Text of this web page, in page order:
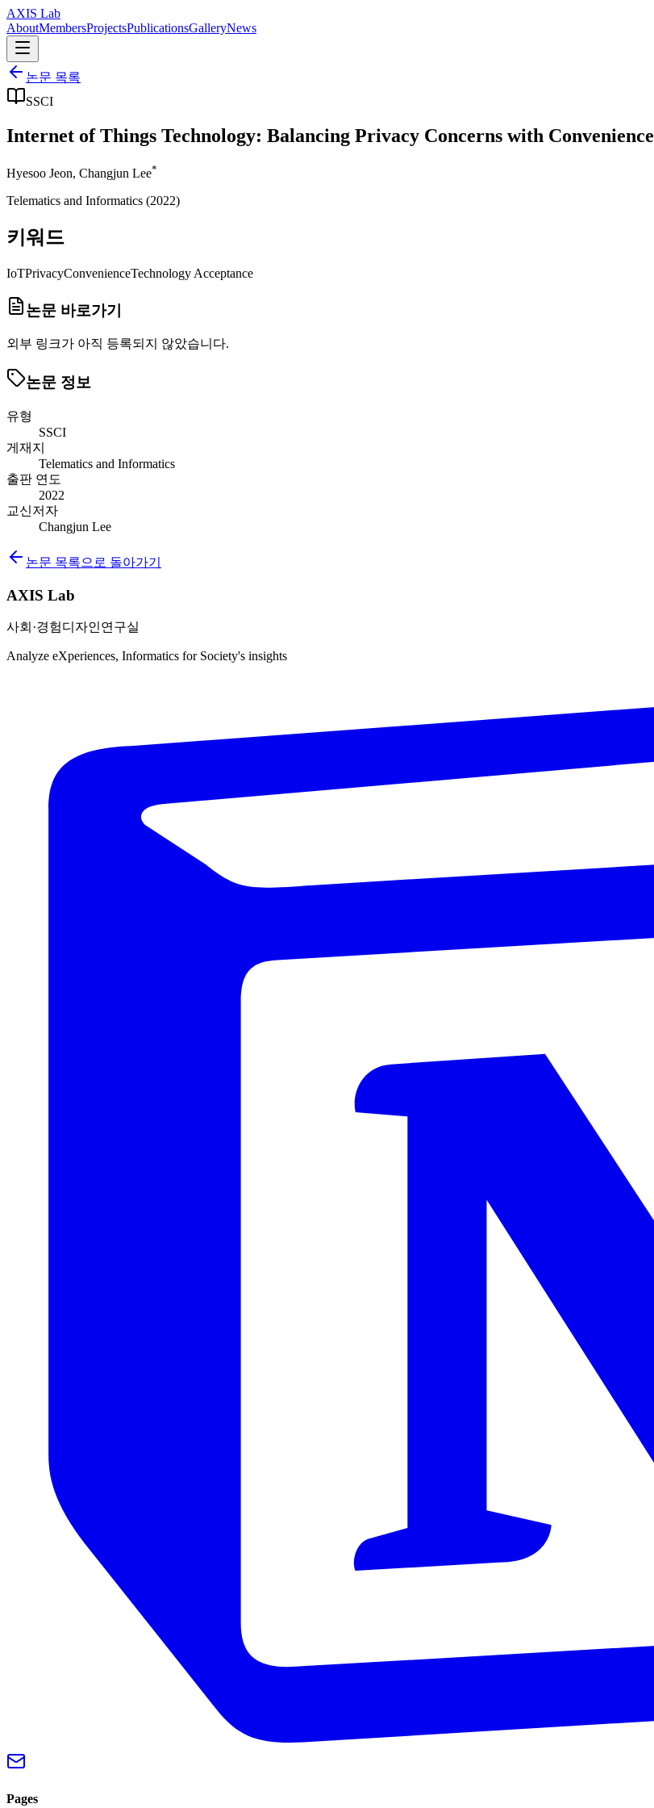
AXIS Lab
AboutMembersProjectsPublicationsGalleryNews
논문 목록
SSCI
Internet of Things Technology: Balancing Privacy Concerns with Convenience
Hyesoo Jeon, Changjun Lee*
Telematics and Informatics (2022)
키워드
IoTPrivacyConvenienceTechnology Acceptance
논문 바로가기
외부 링크가 아직 등록되지 않았습니다.
논문 정보
유형
SSCI
게재지
Telematics and Informatics
출판 연도
2022
교신저자
Changjun Lee
논문 목록으로 돌아가기
AXIS Lab
사회·경험디자인연구실
Analyze eXperiences, Informatics for Society's insights
Pages